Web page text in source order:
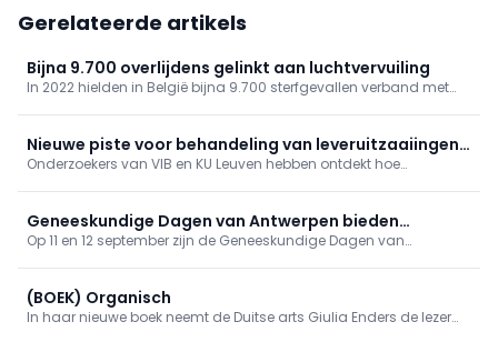
Gerelateerde artikels
Bijna 9.700 overlijdens gelinkt aan luchtvervuiling
In 2022 hielden in België bijna 9.700 sterfgevallen verband met
overlijden in kaart.
Nieuwe piste voor behandeling van leveruitzaaiingen
ontdekt
Onderzoekers van VIB en KU Leuven hebben ontdekt hoe
Geneeskundige Dagen van Antwerpen bieden
gevarieerd programma
Op 11 en 12 september zijn de Geneeskundige Dagen van
nood- en rampgeneeskunde.
(BOEK) Organisch
In haar nieuwe boek neemt de Duitse arts Giulia Enders de lezer